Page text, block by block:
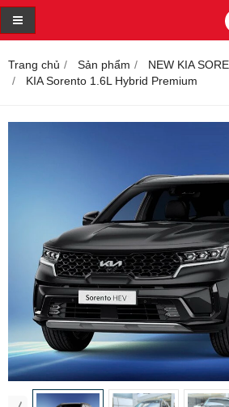
Trang chủ Sản phẩm
NEW KIA
KIA Sorento 1.6L Hybrid Premium